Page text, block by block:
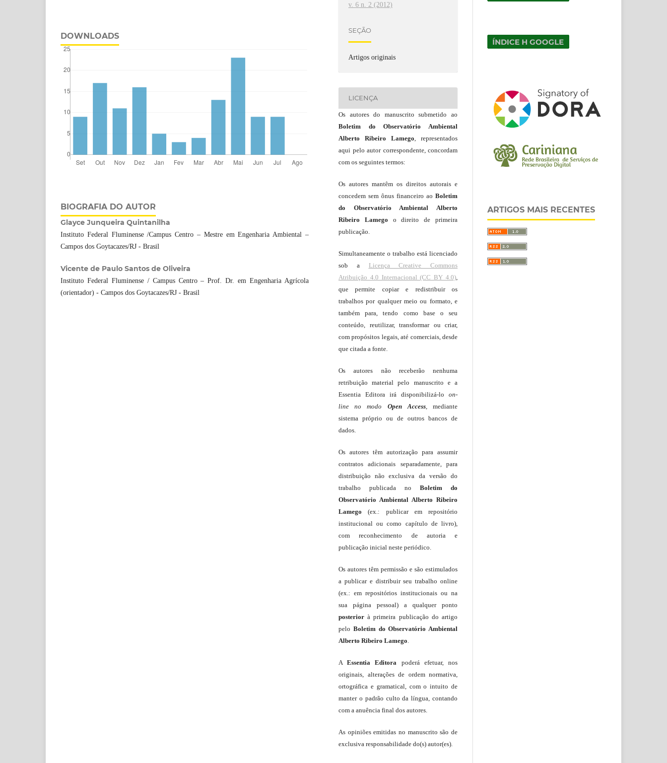
DOWNLOADS
BIOGRAFIA DO AUTOR
Glayce Junqueira Quintanilha
Instituto Federal Fluminense /Campus Centro – Mestre em Engenharia Ambiental –
Campos dos Goytacazes/RJ - Brasil
Vicente de Paulo Santos de Oliveira
Instituto Federal Fluminense / Campus Centro – Prof. Dr. em Engenharia Agrícola
(orientador) - Campos dos Goytacazes/RJ - Brasil
v. 6 n. 2 (2012)
SEÇÃO
Artigos originais
LICENÇA
Os autores do manuscrito submetido ao
Boletim do Observatório Ambiental
Alberto Ribeiro Lamego , representados
aqui pelo autor correspondente, concordam
com os seguintes termos:
Os autores mantêm os direitos autorais e
concedem sem ônus financeiro ao Boletim
do Observatório Ambiental Alberto
Ribeiro Lamego o direito de primeira
publicação.
Simultaneamente o trabalho está licenciado
sob a Licença Creative Commons
Atribuição 4.0 Internacional (CC BY 4.0),
que permite copiar e redistribuir os
trabalhos por qualquer meio ou formato, e
também para, tendo como base o seu
conteúdo, reutilizar, transformar ou criar,
com propósitos legais, até comerciais, desde
que citada a fonte.
Os autores não receberão nenhuma
retribuição material pelo manuscrito e a
Essentia Editora irá disponibilizá-lo on-
line
no modo Open Access, mediante
sistema próprio ou de outros bancos de
dados.
Os autores têm autorização para assumir
contratos adicionais separadamente, para
distribuição não exclusiva da versão do
trabalho publicada no Boletim do
Observatório Ambiental Alberto Ribeiro
Lamego (ex.: publicar em repositório
institucional ou como capítulo de livro),
com reconhecimento de autoria e
publicação inicial neste periódico.
Os autores têm permissão e são estimulados
a publicar e distribuir seu trabalho online
(ex.: em repositórios institucionais ou na
sua página pessoal) a qualquer ponto
posterior à primeira publicação do artigo
pelo Boletim do Observatório Ambiental
Alberto Ribeiro Lamego.
AEssentia Editora poderá efetuar, nos
originais, alterações de ordem normativa,
ortográfica e gramatical, com o intuito de
manter o padrão culto da língua, contando
com a anuência final dos autores.
As opiniões emitidas no manuscrito são de
exclusiva responsabilidade do(s) autor(es).
ARTIGOS MAIS RECENTES